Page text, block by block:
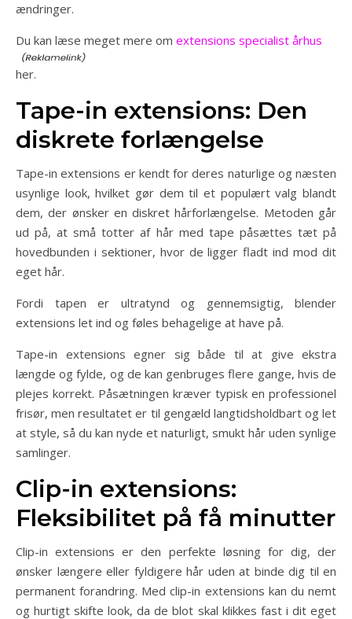
ændringer.
Du kan læse meget mere om extensions specialist århus
her.
Tape-in extensions: Den
diskrete forlængelse
Tape-in extensions er kendt for deres naturlige og næsten
usynlige look, hvilket gør dem til et populært valg blandt
dem, der ønsker en diskret hårforlængelse. Metoden går
ud på, at små totter af hår med tape påsættes tæt på
hovedbunden i sektioner, hvor de ligger fladt ind mod dit
eget hår.
Fordi tapen er ultratynd og gennemsigtig, blender
extensions let ind og føles behagelige at have på.
Tape-in extensions egner sig både til at give ekstra
længde og fylde, og de kan genbruges flere gange, hvis de
plejes korrekt. Påsætningen kræver typisk en professionel
frisør, men resultatet er til gengæld langtidsholdbart og let
at style, så du kan nyde et naturligt, smukt hår uden synlige
samlinger.
Clip-in extensions:
Fleksibilitet på få minutter
Clip-in extensions er den perfekte løsning for dig, der
ønsker længere eller fyldigere hår uden at binde dig til en
permanent forandring. Med clip-in extensions kan du nemt
og hurtigt skifte look, da de blot skal klikkes fast i dit eget